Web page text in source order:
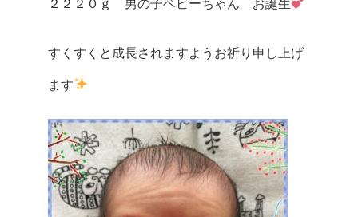
２２２０ｇ 男の子ベビーちゃん お誕生
すくすくと成長されますようお祈り申し上げ
ます